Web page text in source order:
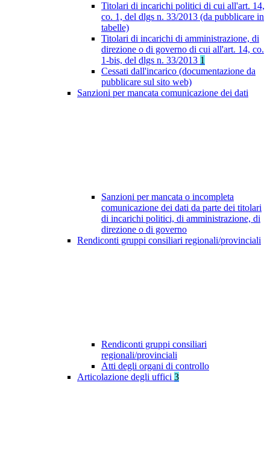
Titolari di incarichi politici di cui all'art. 14,
co. 1, del dlgs n. 33/2013 (da pubblicare in
tabelle)
Titolari di incarichi di amministrazione, di
direzione o di governo di cui all'art. 14, co.
1-bis, del dlgs n. 33/2013 1
Cessati dall'incarico (documentazione da
pubblicare sul sito web)
Sanzioni per mancata comunicazione dei dati
Sanzioni per mancata o incompleta
comunicazione dei dati da parte dei titolari
di incarichi politici, di amministrazione, di
direzione o di governo
Rendiconti gruppi consiliari regionali/provinciali
Rendiconti gruppi consiliari
regionali/provinciali
Atti degli organi di controllo
Articolazione degli uffici 3